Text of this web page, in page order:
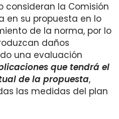
consideran la Comisión
en su propuesta en lo
de la norma, por lo
daños
una evaluación
que tendrá el
de la propuesta,
las medidas del plan